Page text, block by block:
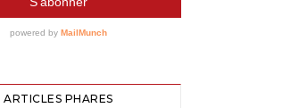
ARTICLES PHARES